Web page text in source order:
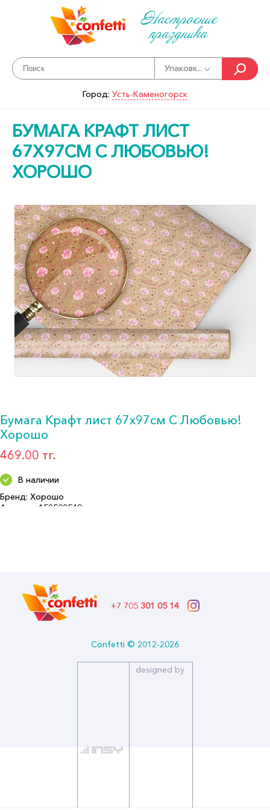
Настроение
праздника
Упаковк...
Город: Усть-Каменогорск
БУМАГА КРАФТ ЛИСТ
67Х97СМ С ЛЮБОВЬЮ!
ХОРОШО
Бумага Крафт лист 67х97см С Любовью!
Хорошо
469.00 тг.
В наличии
Бренд: Хорошо
Артикул: 152502549
+7 705 301 05 14
Confetti © 2012-2026
designed by